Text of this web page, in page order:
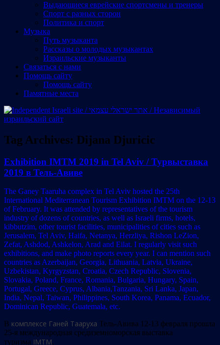
Выдающиеся еврейские спортсмены и тренеры
Спорт с разных сторон
Политика и спорт
Музыка
Путь музыканта
Рассказы о молодых музыкантах
Израильские музыканты
Cвязаться с нами
Помощь сайту
Помощь сайту
Памятные места
Tag Archives: Dijana Djuricic
Exhibition IMTM 2019 in Tel Aviv / Турвыставка
2019 в Тель-Авиве
The Ganey Taaruha complex in Tel Aviv hosted the 25th
International Mediterranean Tourism Exhibition IMTM on the 12-13
of February. It was attended by representatives of the tourism
industry of dozens of countries, as well as Israeli firms, hotels,
kibbutzim, other tourist facilities, municipalities of cities such as
Jerusalem, Tel Aviv, Haifa, Netanya, Herzliya, Rishon LeZion,
Zefat, Ashdod, Ashkelon, Arad and Eilat. I regularly visit such
exhibitions, and make photo reports every year. I can mention such
countries as Azerbaijan, Georgia, Lithuania, Latvia, Ukraine,
Uzbekistan, Kyrgyzstan, Croatia, Czech Republic, Slovenia,
Slovakia, Poland, France, Romania, Bulgaria, Hungary, Spain,
Portugal, Greece, Cyprus, Albania,Tanzania, Sri Lanka, Japan,
India, Nepal, Taiwan, Philippines, South Korea, Panama, Ecuador,
Dominican Republic, Guatemala, etc.
В комплексе Ганей Тааруха Тель-Авива 12-13 февраля прошла
25-я международная средиземноморская выставка
туризма IMTM.